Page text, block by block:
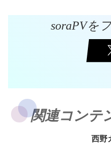
soraPVを
関連コンテ
西野